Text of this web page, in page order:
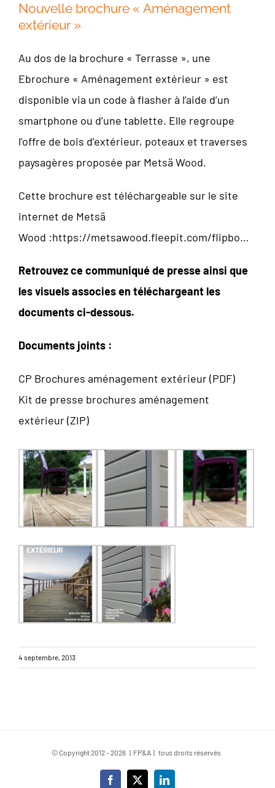
Nouvelle brochure « Aménagement
extérieur »
Au dos de la brochure « Terrasse », une
Ebrochure « Aménagement extérieur » est
disponible via un code à flasher à l’aide d’un
smartphone ou d’une tablette. Elle regroupe
l’offre de bois d’extérieur, poteaux et traverses
paysagères proposée par Metsä Wood.
Cette brochure est téléchargeable sur le site
internet de Metsä
Wood :https://metsawood.fleepit.com/flipbo…
Retrouvez ce communiqué de presse ainsi que
les visuels associes en téléchargeant les
documents ci-dessous.
Documents joints :
CP Brochures aménagement extérieur (PDF)
Kit de presse brochures aménagement
extérieur (ZIP)
4 septembre, 2013
© Copyright 2012 -2026 | FP&A | tous droits réservés
Facebook
X LinkedIn